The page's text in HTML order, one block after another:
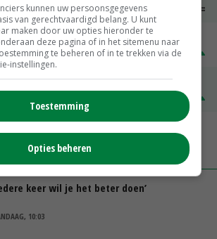
€ 1,09~
€ 197,00 € 2,00
€ 20,00
MEER MARKTPRIJZEN
keer wil je het beter doen’
10:03
kunnen uw persoonsgegevens
van gerechtvaardigd belang. U kunt
maken door uw opties hieronder te
deze pagina of in het sitemenu naar
te beheren of in te trekken via de
instellingen.
Toestemming
Opties beheren